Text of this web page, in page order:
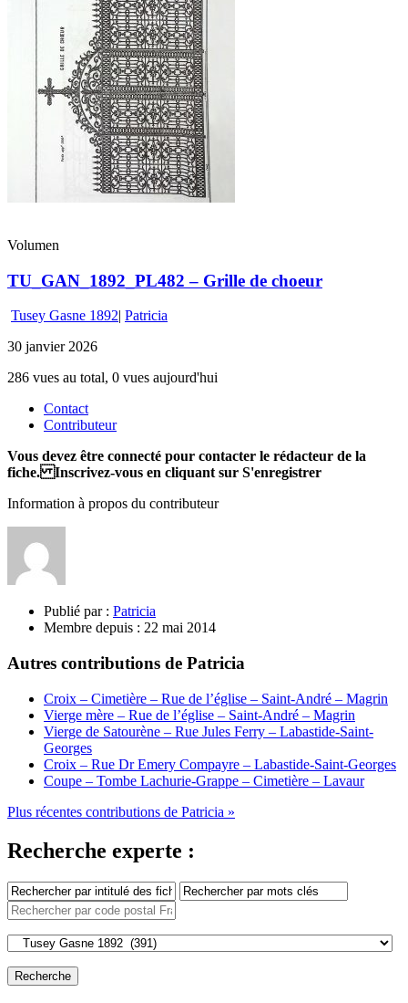
Volumen
TU_GAN_1892_PL482 – Grille de choeur
Tusey Gasne 1892| Patricia
30 janvier 2026
286 vues au total, 0 vues aujourd'hui
Contact
Contributeur
Vous devez être connecté pour contacter le rédacteur de la
fiche. Inscrivez-vous en cliquant sur S'enregistrer
Information à propos du contributeur
Publié par : Patricia
Membre depuis : 22 mai 2014
Autres contributions de Patricia
Croix – Cimetière – Rue de l’église – Saint-André – Magrin
Vierge mère – Rue de l’église – Saint-André – Magrin
Vierge de Satourène – Rue Jules Ferry – Labastide-Saint-
Georges
Croix – Rue Dr Emery Compayre – Labastide-Saint-Georges
Coupe – Tombe Lachurie-Grappe – Cimetière – Lavaur
Plus récentes contributions de Patricia »
Recherche experte :